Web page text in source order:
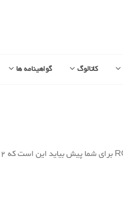
کاتالوگ گواهینامه ها